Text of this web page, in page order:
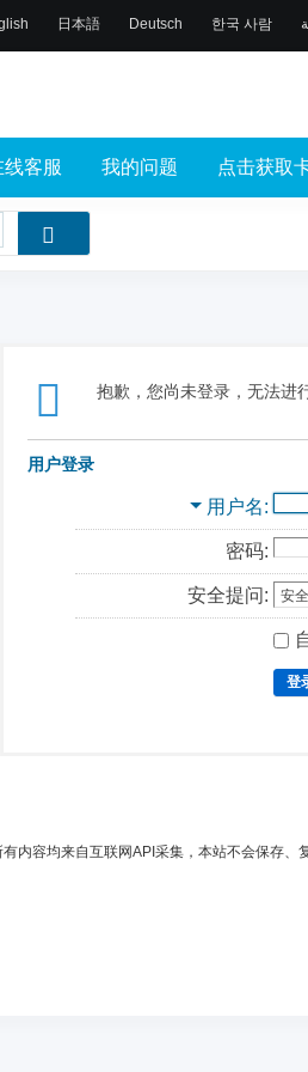
日本語 Deutsch 한국 사람
线客服 我的问题 点击获取
抱歉，您尚未登录，无法进
用户登录
用户名
密码:
安全提问:
登
有内容均来自互联网API采集，本站不会保存